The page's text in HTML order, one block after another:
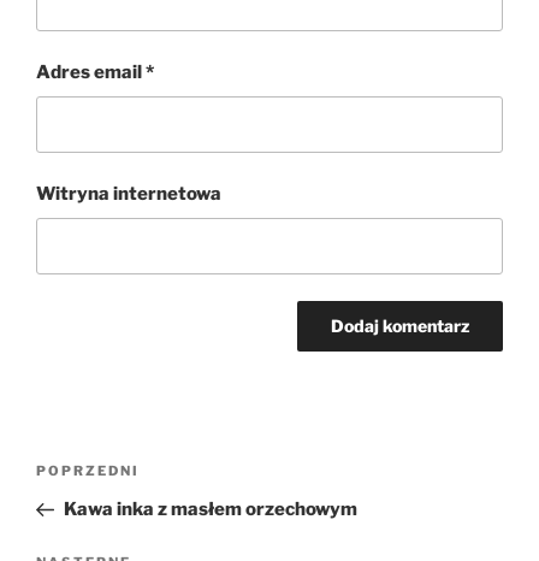
Adres email*
Witryna internetowa
Nawigacja
Poprzedni
wpis
POPRZEDNI
Kawa inka z masłem orzechowym